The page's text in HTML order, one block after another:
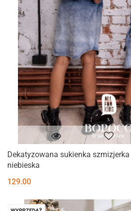
Dekatyzowana sukienka
niebieska
129.00